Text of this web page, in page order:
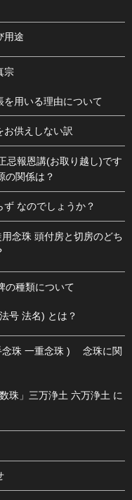
用途
宗
用いる理由について
お供えしない訳
忌報恩講(お取り越し)です
の関係は？
なのでしょうか？
念珠 頭付房と切房のどち
の種類について
号 法名) とは？
念珠 一重念珠 ) 念珠に関
珠」三万浄土 六万浄土 に